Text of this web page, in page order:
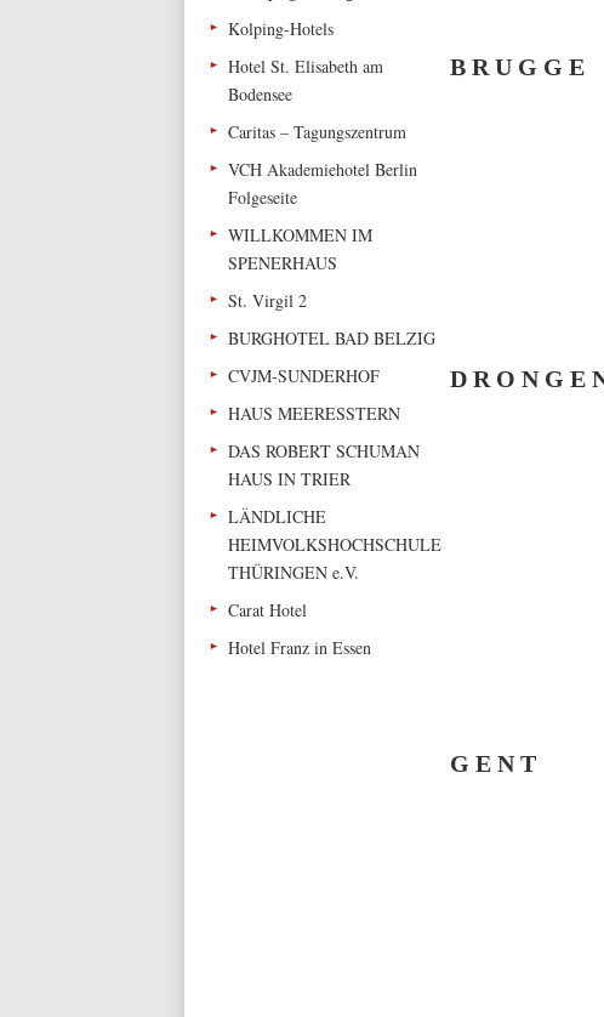
Kolping-Hotels
Hotel St. Elisabeth am
Bodensee
Caritas – Tagungszentrum
VCH Akademiehotel Berlin
Folgeseite
WILLKOMMEN IM
SPENERHAUS
St. Virgil 2
BURGHOTEL BAD BELZIG
CVJM-SUNDERHOF
HAUS MEERESSTERN
DAS ROBERT SCHUMAN
HAUS IN TRIER
LÄNDLICHE
HEIMVOLKSHOCHSCHULE
THÜRINGEN e.V.
Carat Hotel
Hotel Franz in Essen
B R U G G E
D R O N G E
G E N T